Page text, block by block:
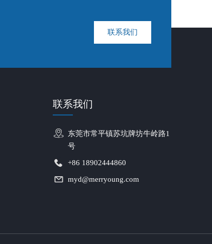
联系我们
联系我们
东莞市常平镇苏坑牌坊牛岭路1
号
+86 18902444860
myd@merryoung.com